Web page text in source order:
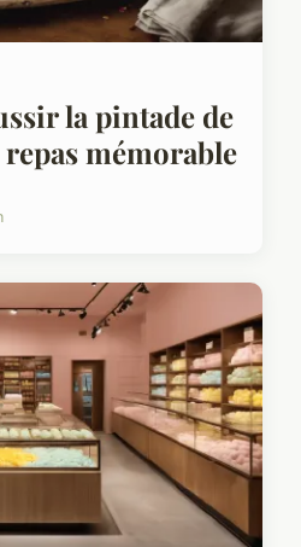
la pintade de
mémorable